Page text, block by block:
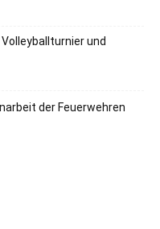
und
der Feuerwehren